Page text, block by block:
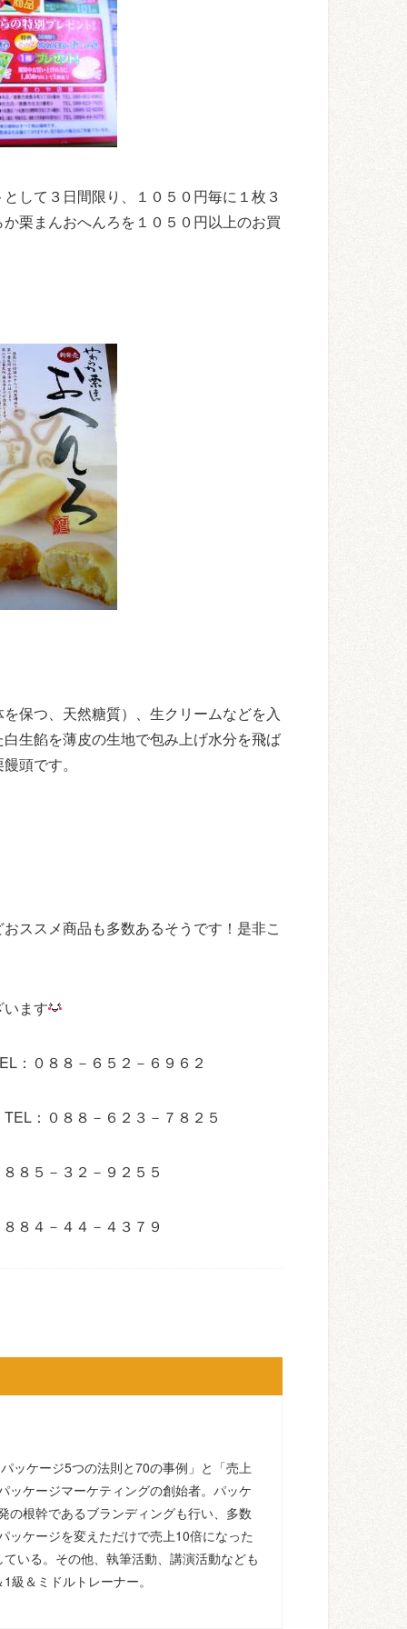
して３日間限り、１０５０円毎に１枚３
栗まんおへんろを１０５０円以上のお買
保つ、天然糖質）、生クリームなどを入
生餡を薄皮の生地で包み上げ水分を飛ば
頭です。
ススメ商品も多数あるそうです！是非こ
ます
－６５２－６９６２
－６２３－７８２５
５－３２－９２５５
８４－４４－４３７９
ッケージ5つの法則と70の事例」と「売上
ッケージマーケティングの創始者。パッケ
の根幹であるブランディングも行い、多数
ッケージを変えただけで売上10倍になった
いる。その他、執筆活動、講演活動なども
級＆ミドルトレーナー。